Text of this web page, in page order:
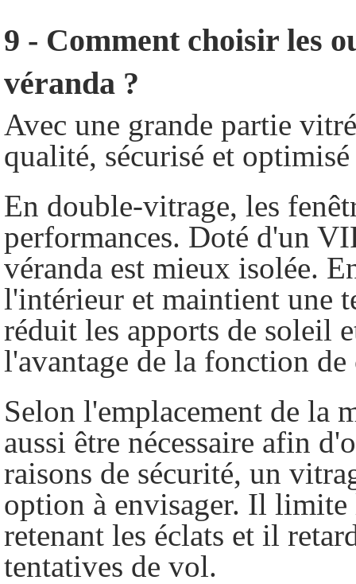
9 - Comment choisir les
véranda ?
Avec une grande partie
qualité, sécurisé et
En double-vitrage, les
performances. Doté d'un
véranda est mieux isolée.
l'intérieur et maintient une
réduit les apports de soleil
l'avantage de la fonction
Selon l'emplacement de la
aussi être nécessaire afin
raisons de sécurité, un
option à envisager. Il limite
retenant les éclats et il
tentatives de vol.